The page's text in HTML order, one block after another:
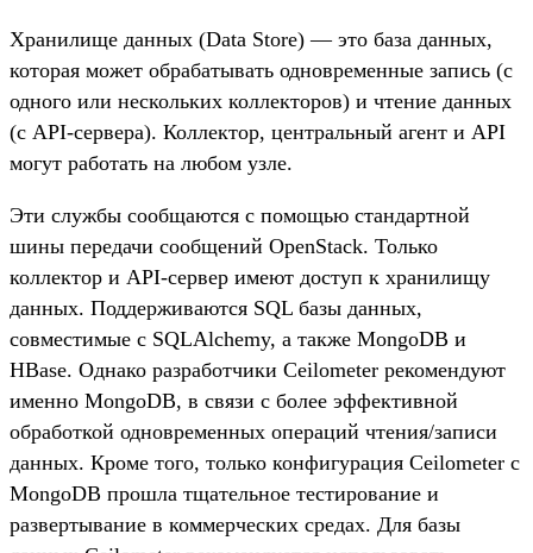
Хранилище данных (Data Store) — это база данных,
которая может обрабатывать одновременные запись (с
одного или нескольких коллекторов) и чтение данных
(с API-сервера). Коллектор, центральный агент и API
могут работать на любом узле.
Эти службы сообщаются с помощью стандартной
шины передачи сообщений OpenStack. Только
коллектор и API-сервер имеют доступ к хранилищу
данных. Поддерживаются SQL базы данных,
совместимые с SQLAlchemy, а также MongoDB и
HBase. Однако разработчики Ceilometer рекомендуют
именно MongoDB, в связи с более эффективной
обработкой одновременных операций чтения/записи
данных. Кроме того, только конфигурация Ceilometer с
MongoDB прошла тщательное тестирование и
развертывание в коммерческих средах. Для базы